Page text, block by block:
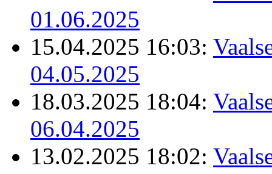
01.06.2025
15.04.2025 16:03:
04.05.2025
18.03.2025 18:04:
06.04.2025
13.02.2025 18:02: